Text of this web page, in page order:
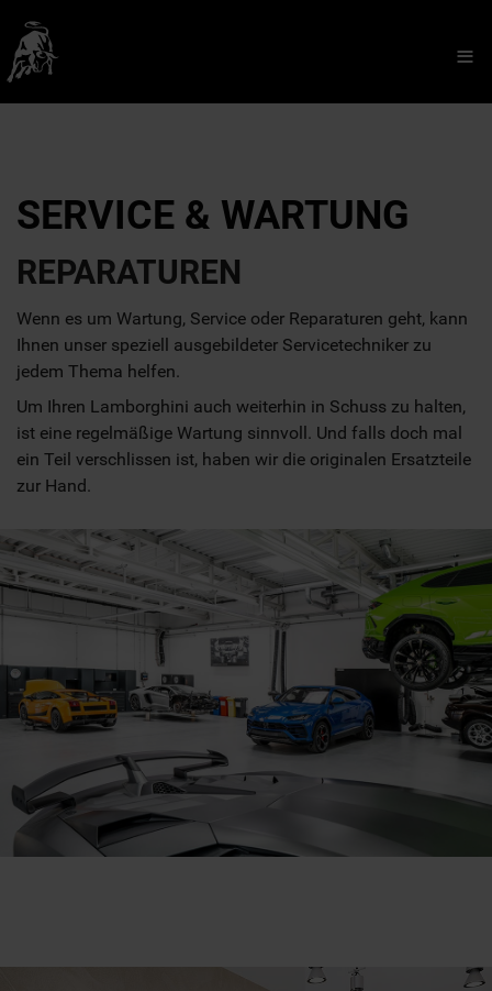
≡
SERVICE & WARTUNG
REPARATUREN
Wenn es um Wartung, Service oder Reparaturen geht, kann
Ihnen unser speziell ausgebildeter Servicetechniker zu
jedem Thema helfen.
Um Ihren Lamborghini auch weiterhin in Schuss zu halten,
ist eine regelmäßige Wartung sinnvoll. Und falls doch mal
ein Teil verschlissen ist, haben wir die originalen Ersatzteile
zur Hand.